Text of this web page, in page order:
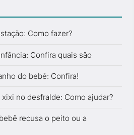
Como fazer?
Confira quais são
do bebê: Confira!
no desfralde: Como ajudar?
recusa o peito ou a